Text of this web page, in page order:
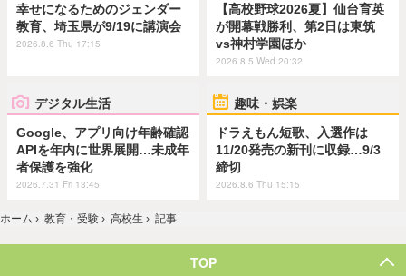
幸せになるためのジェンダー
教育、埼玉県が9/19に講演会
2026.8.6 Thu 17:15
【高校野球2026夏】仙台育英
が開幕戦勝利、第2日は東筑
vs神村学園ほか
2026.8.5 Wed 20:32
デジタル生活
Google、アプリ向け年齢確認
APIを年内に世界展開…未成年
者保護を強化
2026.7.31 Fri 13:45
趣味・娯楽
ドラえもん短歌、入選作は
11/20発売の新刊に収録…9/3
締切
2026.8.6 Thu 15:15
ホーム › 教育・受験 › 高校生 › 記事
TOP